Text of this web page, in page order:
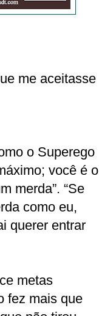
me aceitasse
o Superego
você é o
merda”. “Se
como eu,
querer entrar
metas
fez mais que